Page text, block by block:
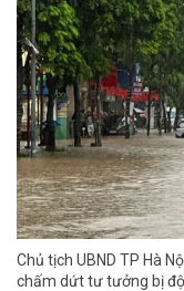
Chủ tịch UBND TP Hà
chấm dứt tư tưởng bị